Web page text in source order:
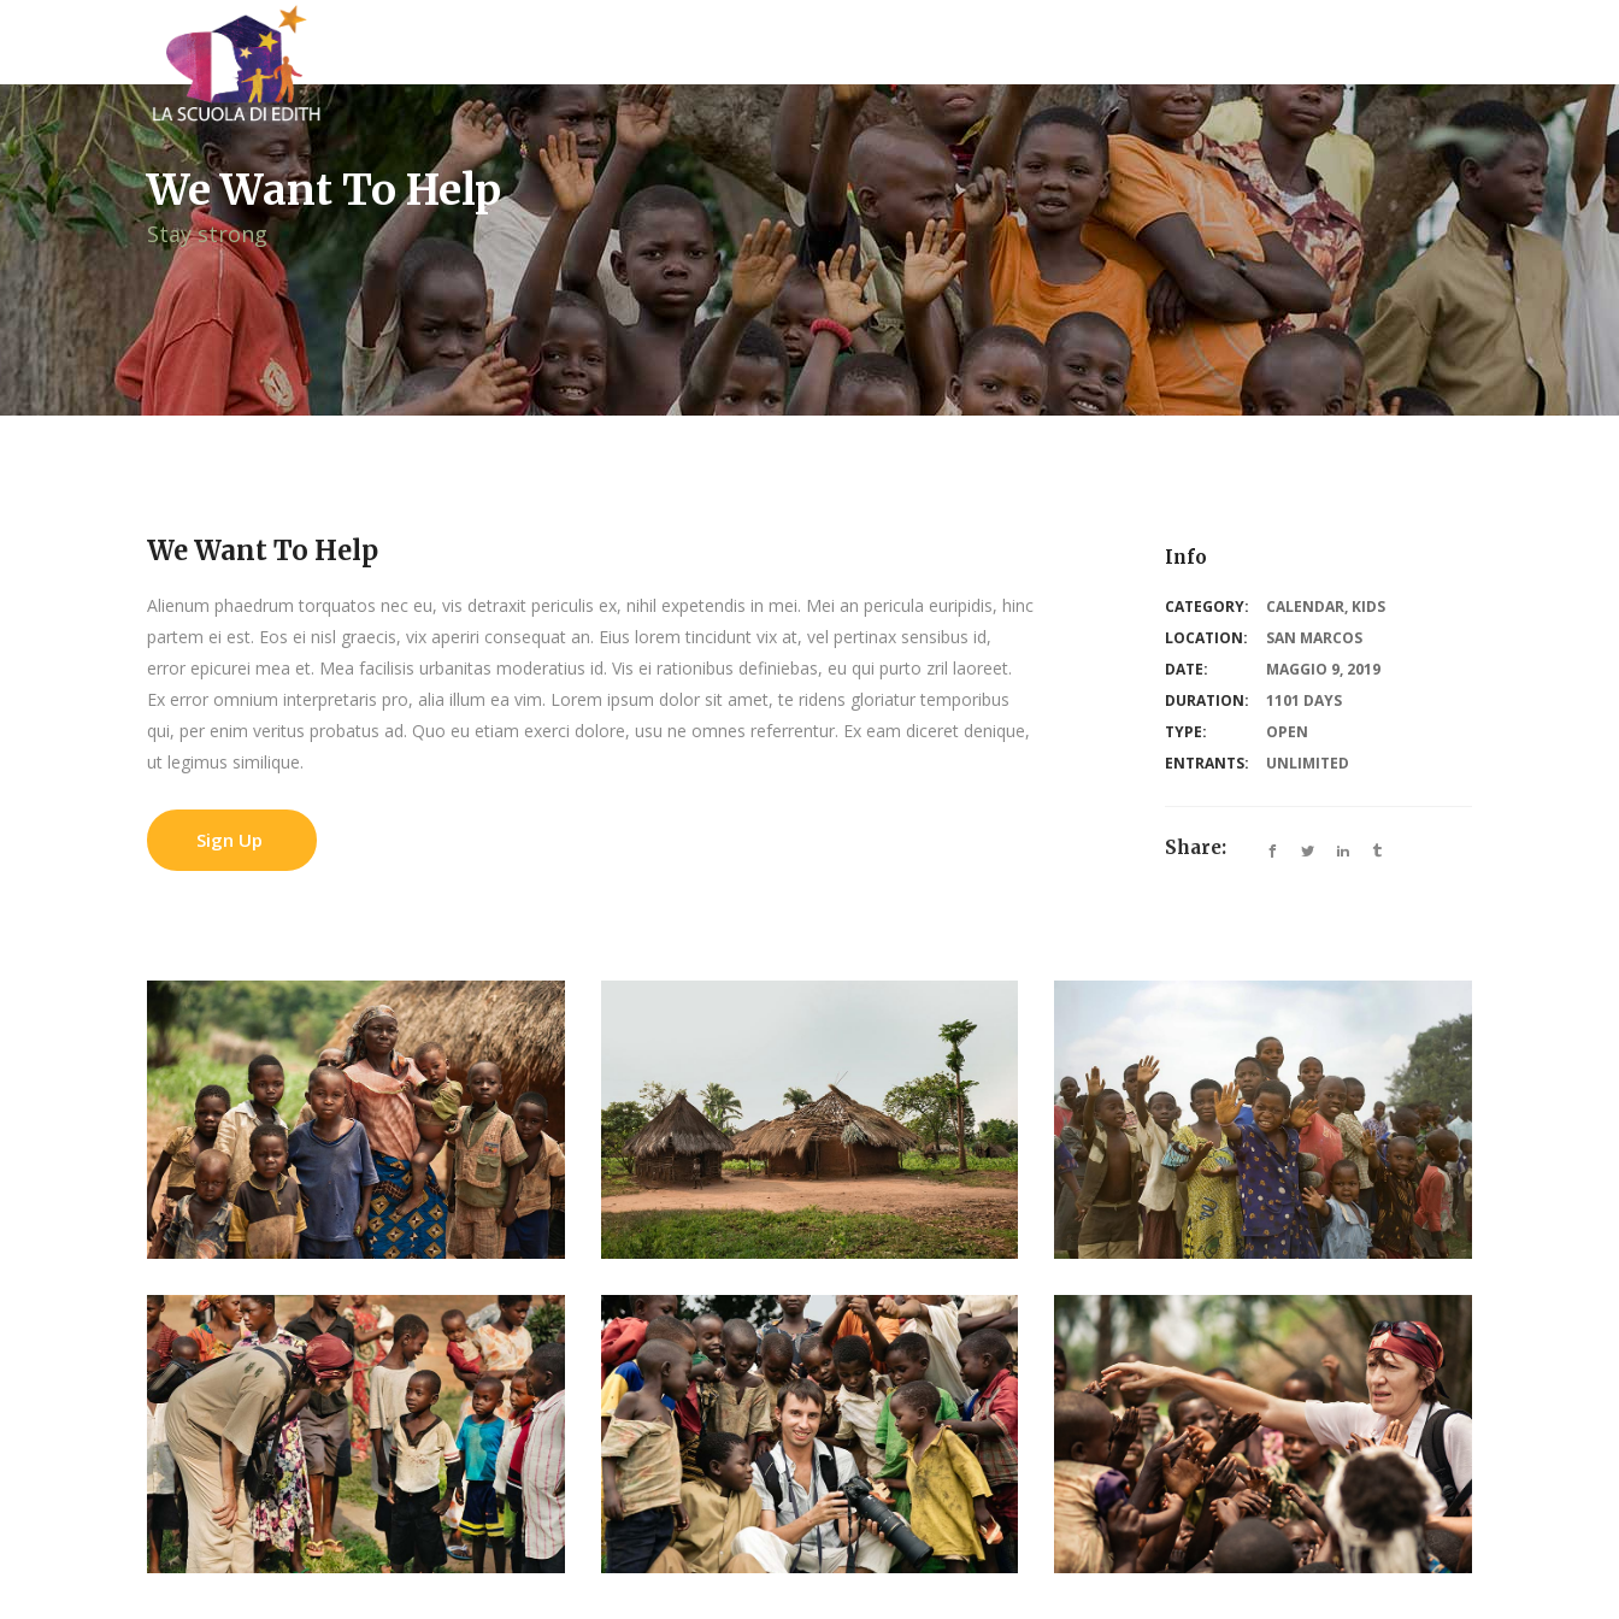
We Want To Help
Stay strong
We Want To Help Info
Alienum phaedrum torquatos nec eu, vis detraxit periculis ex, nihil expetendis in mei. Mei an pericula euripidis, hinc
partem ei est. Eos ei nisl graecis, vix aperiri consequat an. Eius lorem tincidunt vix at, vel pertinax sensibus id,
error epicurei mea et. Mea facilisis urbanitas moderatius id. Vis ei rationibus definiebas, eu qui purto zril laoreet.
Ex error omnium interpretaris pro, alia illum ea vim. Lorem ipsum dolor sit amet, te ridens gloriatur temporibus
qui, per enim veritus probatus ad. Quo eu etiam exerci dolore, usu ne omnes referrentur. Ex eam diceret denique,
ut legimus similique.
Sign Up
CATEGORY: CALENDAR, KIDS
LOCATION:
SAN MARCOS
DATE:
MAGGIO 9, 2019
DURATION:
1101 DAYS
TYPE:
OPEN
ENTRANTS:
UNLIMITED
Share: